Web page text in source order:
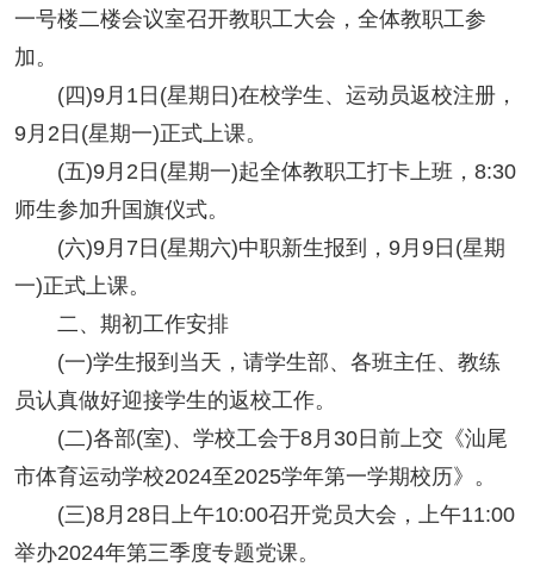
一号楼二楼会议室召开教职工大会，全体教职工参
加。
(四)9月1日(星期日)在校学生、运动员返校注册，
9月2日(星期一)正式上课。
(五)9月2日(星期一)起全体教职工打卡上班，8:30
师生参加升国旗仪式。
(六)9月7日(星期六)中职新生报到，9月9日(星期
一)正式上课。
二、期初工作安排
(一)学生报到当天，请学生部、各班主任、教练
员认真做好迎接学生的返校工作。
(二)各部(室)、学校工会于8月30日前上交《汕尾
市体育运动学校2024至2025学年第一学期校历》。
(三)8月28日上午10:00召开党员大会，上午11:00
举办2024年第三季度专题党课。